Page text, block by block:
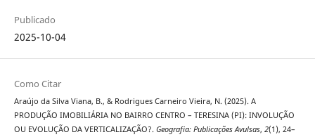
Publicado
2025-10-04
Como Citar
Araújo da Silva Viana, B., & Rodrigues Carneiro Vieira, N. (2025). A
PRODUÇÃO IMOBILIÁRIA NO BAIRRO CENTRO – TERESINA (PI): INVOLUÇÃO
OU EVOLUÇÃO DA VERTICALIZAÇÃO?. Geografia: Publicações Avulsas, 2(1), 24–